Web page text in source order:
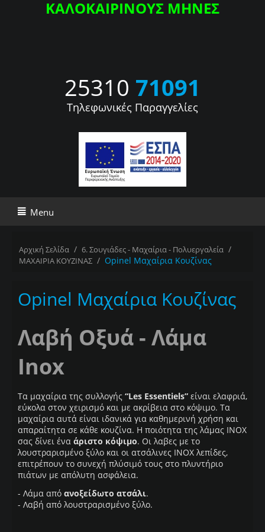
ΚΑΛΟΚΑΙΡΙΝΟΥΣ ΜΗΝΕΣ
25310 71091
Τηλεφωνικές Παραγγελίες
Menu
Αρχική Σελίδα / 6. Σουγιάδες - Μαχαίρια - Πολυεργαλεία /
ΜΑΧΑΙΡΙΑ ΚΟΥΖΙΝΑΣ / Opinel Μαχαίρια Κουζίνας
Opinel Μαχαίρια Κουζίνας
Λαβή Οξυά - Λάμα
Inox
Τα μαχαίρια της συλλογής “Les Essentiels” είναι ελαφριά,
εύκολα στον χειρισμό και με ακρίβεια στο κόψιμο. Τα
μαχαίρια αυτά είναι ιδανικά για καθημερινή χρήση και
απαραίτητα σε κάθε κουζίνα. Η ποιότητα της λάμας INOX
σας δίνει ένα άριστο κόψιμο. Οι λαβες με το
λουστραρισμένο ξύλο και οι ατσάλινες ΙΝΟΧ λεπίδες,
επιτρέπουν το συνεχή πλύσιμό τους στο πλυντήριο
πιάτων με απόλυτη ασφάλεια.
- Λάμα από ανοξείδωτο ατσάλι.
- Λαβή από λουστραρισμένο ξύλο.